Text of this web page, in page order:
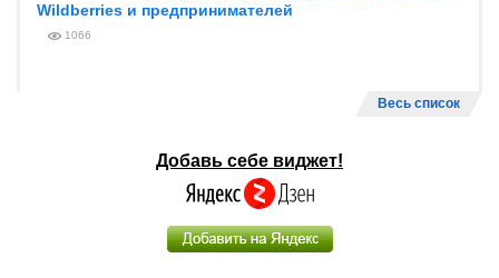
Wildberries и предпринимателей
1066
Весь список
Добавь себе виджет!